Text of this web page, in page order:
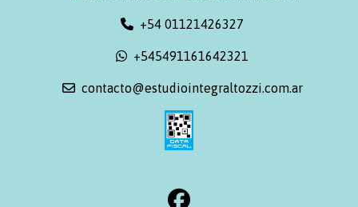
+54 01121426327
+545491161642321
contacto@estudiointegraltozzi.com.ar